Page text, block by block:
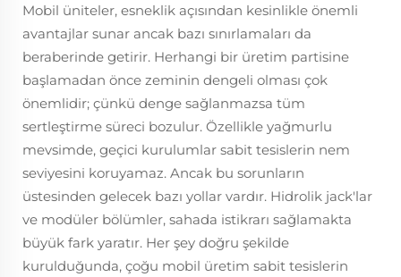
Mobil üniteler, esneklik açısından kesinlikle önemli
avantajlar sunar ancak bazı sınırlamaları da
beraberinde getirir. Herhangi bir üretim partisine
başlamadan önce zeminin dengeli olması çok
önemlidir; çünkü denge sağlanmazsa tüm
sertleştirme süreci bozulur. Özellikle yağmurlu
mevsimde, geçici kurulumlar sabit tesislerin nem
seviyesini koruyamaz. Ancak bu sorunların
üstesinden gelecek bazı yollar vardır. Hidrolik jack'lar
ve modüler bölümler, sahada istikrarı sağlamakta
büyük fark yaratır. Her şey doğru şekilde
kurulduğunda, çoğu mobil üretim sabit tesislerin